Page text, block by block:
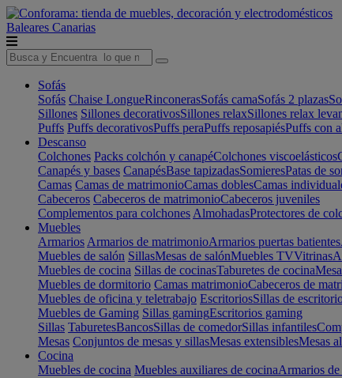
Baleares Canarias
Sofás
Sofás Chaise LongueRinconerasSofás camaSofás 2 plazas
Sillones Sillones decorativosSillones relaxSillones relax
Puffs Puffs decorativosPuffs peraPuffs reposapiésPuffs con
Descanso
Colchones Packs colchón y canapéColchones viscoelásticos
Canapés y bases CanapésBase tapizadasSomieresPatas de
Camas Camas de matrimonioCamas doblesCamas
Cabeceros Cabeceros de matrimonioCabeceros juveniles
Complementos para colchones AlmohadasProtectores de
Muebles
Armarios Armarios de matrimonioArmarios puertas batientes
Muebles de salón SillasMesas de salónMuebles TVVitrinas
Muebles de cocina Sillas de cocinasTaburetes de cocina
Muebles de dormitorio Camas matrimonioCabeceros de
Muebles de oficina y teletrabajo EscritoriosSillas de
Muebles de Gaming Sillas gamingEscritorios gaming
Sillas TaburetesBancosSillas de comedorSillas infantiles
Mesas Conjuntos de mesas y sillasMesas extensiblesMesas
Cocina
Muebles de cocina Muebles auxiliares de cocinaArmarios de